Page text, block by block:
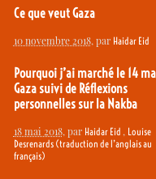
Ce que veut Gaza
10 novembre 2018, par Haidar Eid
Pourquoi j’ai marché le 14
Gaza suivi de Réflexions
personnelles sur la Nakba
18 mai 2018, par Haidar Eid , Louise
Desrenards (traduction de l’anglais au
français)